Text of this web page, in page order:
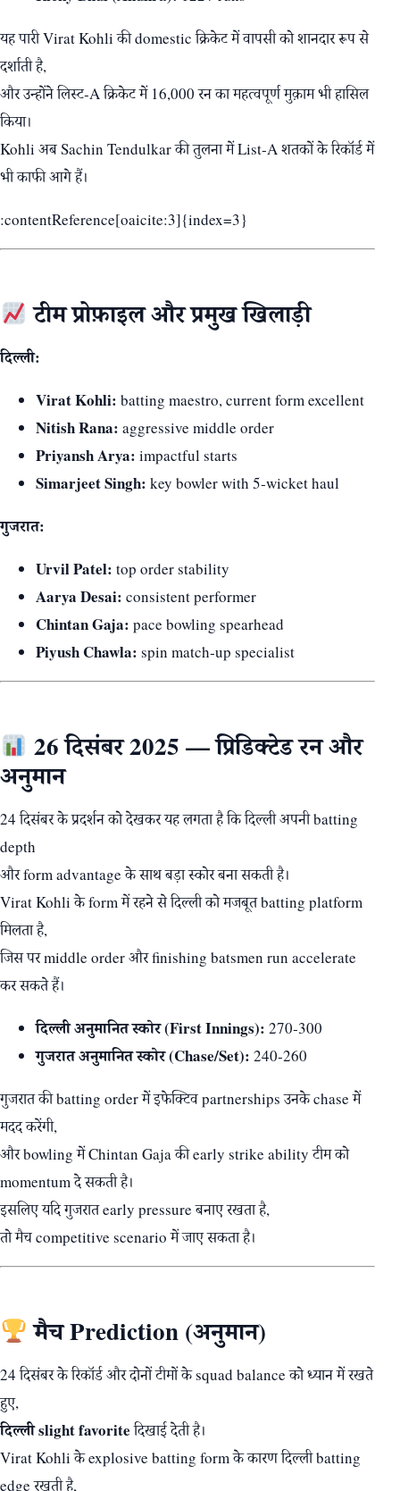
यह पारी Virat Kohli की domestic क्रिकेट में वापसी को शानदार रूप से
दर्शाती है,
और उन्होंने लिस्ट‑A क्रिकेट में 16,000 रन का महत्वपूर्ण मुक़ाम भी हासिल
किया।
Kohli अब Sachin Tendulkar की तुलना में List‑A शतकों के रिकॉर्ड में
भी काफी आगे हैं।
:contentReference[oaicite:3]{index=3}
टीम प्रोफ़ाइल और प्रमुख खिलाड़ी
दिल्ली:
Virat Kohli: batting maestro, current form excellent
Nitish Rana: aggressive middle order
Priyansh Arya: impactful starts
Simarjeet Singh: key bowler with 5‑wicket haul
गुजरात:
Urvil Patel: top order stability
Aarya Desai: consistent performer
Chintan Gaja: pace bowling spearhead
Piyush Chawla: spin match‑up specialist
26 दिसंबर 2025 — प्रिडिक्टेड रन और
अनुमान
24 दिसंबर के प्रदर्शन को देखकर यह लगता है कि दिल्ली अपनी batting
depth
और form advantage के साथ बड़ा स्कोर बना सकती है।
Virat Kohli के form में रहने से दिल्ली को मजबूत batting platform
मिलता है,
जिस पर middle order और finishing batsmen run accelerate
कर सकते हैं।
दिल्ली अनुमानित स्कोर (First Innings): 270‑300
गुजरात अनुमानित स्कोर (Chase/Set): 240‑260
गुजरात की batting order में इफेक्टिव partnerships उनके chase में
मदद करेंगी,
और bowling में Chintan Gaja की early strike ability टीम को
momentum दे सकती है।
इसलिए यदि गुजरात early pressure बनाए रखता है,
तो मैच competitive scenario में जाए सकता है।
मैच Prediction (अनुमान)
24 दिसंबर के रिकॉर्ड और दोनों टीमों के squad balance को ध्यान में रखते
हुए,
दिल्ली slight favoriteदिखाई देती है।
Virat Kohli के explosive batting form के कारण दिल्ली batting
edge रखती है,